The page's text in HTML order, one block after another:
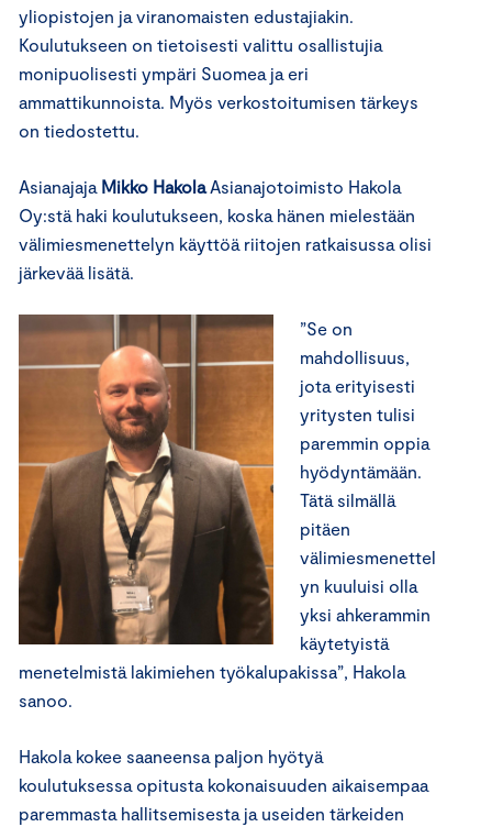
yliopistojen ja viranomaisten edustajiakin.
Koulutukseen on tietoisesti valittu osallistujia
monipuolisesti ympäri Suomea ja eri
ammattikunnoista. Myös verkostoitumisen tärkeys
on tiedostettu.
Asianajaja Mikko HakolaAsianajotoimisto Hakola
Oy:stä haki koulutukseen, koska hänen mielestään
välimiesmenettelyn käyttöä riitojen ratkaisussa olisi
järkevää lisätä.
”Se on
mahdollisuus,
jota erityisesti
yritysten tulisi
paremmin oppia
hyödyntämään.
Tätä silmällä
pitäen
välimiesmenettel
yn kuuluisi olla
yksi ahkerammin
käytetyistä
menetelmistä lakimiehen työkalupakissa”, Hakola
sanoo.
Hakola kokee saaneensa paljon hyötyä
koulutuksessa opitusta kokonaisuuden aikaisempaa
paremmasta hallitsemisesta ja useiden tärkeiden